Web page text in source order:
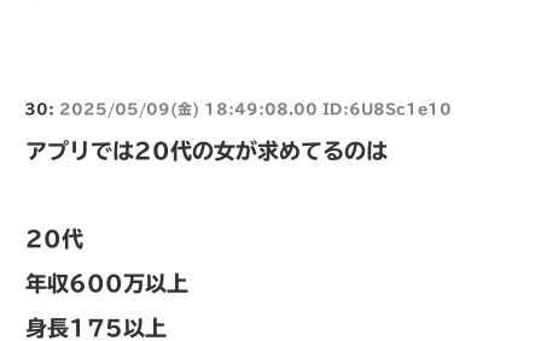
30: 2025/05/09(金) 18:49:08.00 ID:6U8Sc1e10
アプリでは20代の女が求めてるのは
20代
年収600万以上
身長175以上